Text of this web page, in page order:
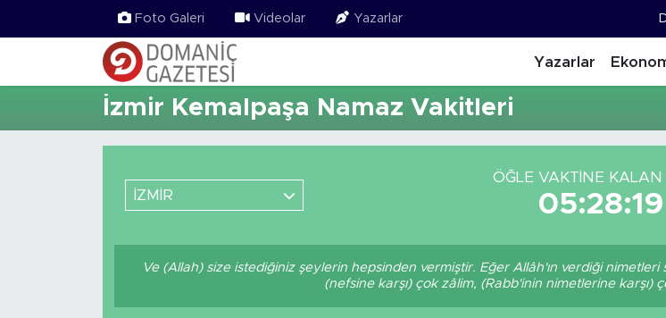
Foto Galeri Videolar Yazarlar
Yazarlar
İzmir Kemalpaşa Namaz Vakitleri
İZMİR
ÖĞLE VAKTINE KALAN
05:28:19
Ve (Allah) size istediğiniz şeylerin hepsinden vermiştir. Eğer Allâh'ın verdiği
(nefsine karşı) çok zâlim, (Rabb'inin nimetlerine karşı)